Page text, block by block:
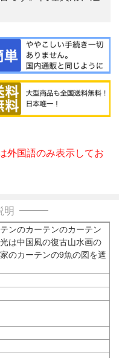
外国語のみ表示してお
明
ンのカーテンのカーテン
は中国風の復古山水画の
のカーテンの9魚の図を遮